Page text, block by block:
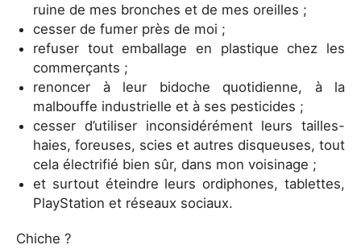
ruine de mes bronches et de mes oreilles ;
cesser de fumer près de moi ;
refuser tout emballage en plastique chez les
commerçants ;
renoncer à leur bidoche quotidienne, à la
malbouffe industrielle et à ses pesticides ;
cesser d’utiliser inconsidérément leurs tailles-
haies, foreuses, scies et autres disqueuses, tout
cela électrifié bien sûr, dans mon voisinage ;
et surtout éteindre leurs ordiphones, tablettes,
PlayStation et réseaux sociaux.
Chiche ?